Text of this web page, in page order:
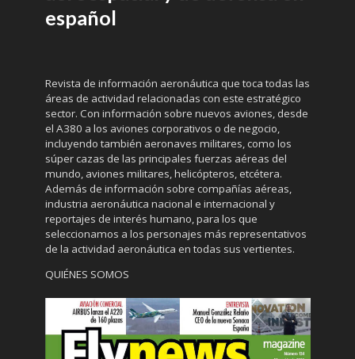
español
Revista de información aeronáutica que toca todas las
áreas de actividad relacionadas con este estratégico
sector. Con información sobre nuevos aviones, desde
el A380 a los aviones corporativos o de negocio,
incluyendo también aeronaves militares, como los
súper cazas de las principales fuerzas aéreas del
mundo, aviones militares, helicópteros, etcétera.
Además de información sobre compañías aéreas,
industria aeronáutica nacional e internacional y
reportajes de interés humano, para los que
seleccionamos a los personajes más representativos
de la actividad aeronáutica en todas sus vertientes.
QUIÉNES SOMOS